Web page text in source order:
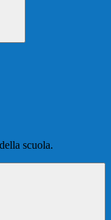
scuola.